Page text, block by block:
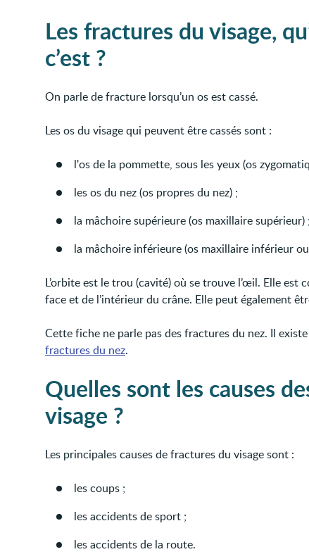
Les fractures du visage,
c’est ?
On parle de fracture lorsqu’un os est cassé.
Les os du visage qui peuvent être cassés sont :
l'os de la pommette, sous les yeux (os
les os du nez (os propres du nez) ;
la mâchoire supérieure (os maxillaire supérieur) ;
la mâchoire inférieure (os maxillaire inférieur
L’orbite est le trou (cavité) où se trouve l’œil. Elle est
face et de l’intérieur du crâne. Elle peut également
Cette fiche ne parle pas des fractures du nez. Il
fractures du nez.
Quelles sont les causes
visage ?
Les principales causes de fractures du visage sont :
les coups ;
les accidents de sport ;
les accidents de la route.